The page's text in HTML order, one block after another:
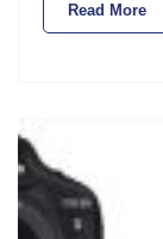
Read More